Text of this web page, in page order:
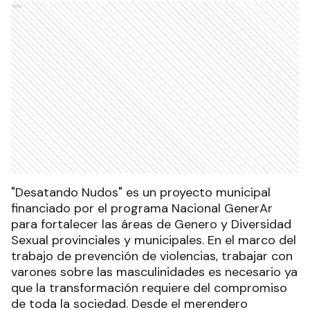
Ads
"Desatando Nudos" es un proyecto municipal
financiado por el programa Nacional GenerAr
para fortalecer las áreas de Genero y Diversidad
Sexual provinciales y municipales. En el marco del
trabajo de prevención de violencias, trabajar con
varones sobre las masculinidades es necesario ya
que la transformación requiere del compromiso
de toda la sociedad. Desde el merendero